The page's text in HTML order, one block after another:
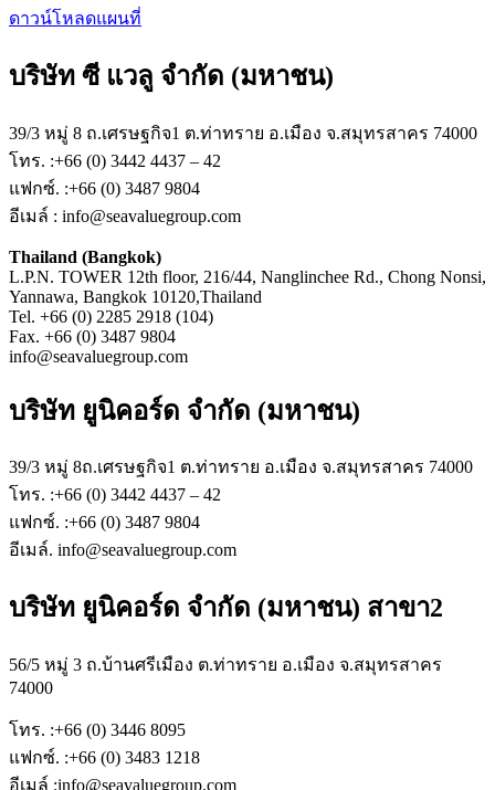
ดาวน์โหลดแผนที่
บริษัท ซี แวลู จำกัด (มหาชน)
39/3 หมู่ 8 ถ.เศรษฐกิจ1 ต.ท่าทราย อ.เมือง จ.สมุทรสาคร 74000
โทร. :+66 (0) 3442 4437 – 42
แฟกซ์. :+66 (0) 3487 9804
อีเมล์ : info@seavaluegroup.com
Thailand (Bangkok)
L.P.N. TOWER 12th floor, 216/44, Nanglinchee Rd., Chong Nonsi,
Yannawa, Bangkok 10120,Thailand
Tel. +66 (0) 2285 2918 (104)
Fax. +66 (0) 3487 9804
info@seavaluegroup.com
บริษัท ยูนิคอร์ด จำกัด (มหาชน)
39/3 หมู่ 8ถ.เศรษฐกิจ1 ต.ท่าทราย อ.เมือง จ.สมุทรสาคร 74000
โทร. :+66 (0) 3442 4437 – 42
แฟกซ์. :+66 (0) 3487 9804
อีเมล์. info@seavaluegroup.com
บริษัท ยูนิคอร์ด จำกัด (มหาชน) สาขา2
56/5 หมู่ 3 ถ.บ้านศรีเมือง ต.ท่าทราย อ.เมือง จ.สมุทรสาคร
74000
โทร. :+66 (0) 3446 8095
แฟกซ์. :+66 (0) 3483 1218
อีเมล์ :info@seavaluegroup.com